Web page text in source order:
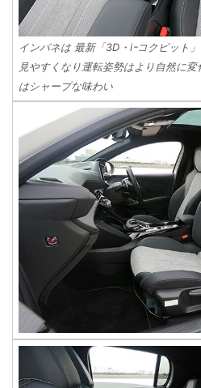
インパネは 最新「3D・iｰコクピット
見やすくなり運転姿勢はより自然に
はシャープな味わい